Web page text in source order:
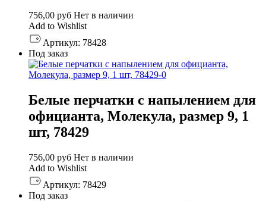
756,00 руб Нет в наличии
Add to Wishlist
Артикул: 78428
Под заказ
Белые перчатки с напылением для
официанта, Молекула, размер 9, 1
шт, 78429
756,00 руб Нет в наличии
Add to Wishlist
Артикул: 78429
Под заказ